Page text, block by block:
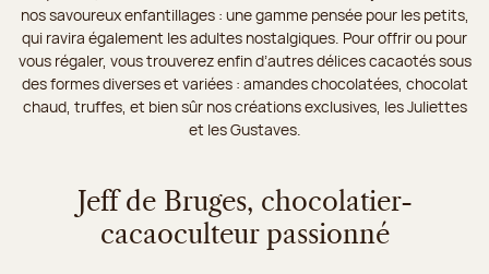
nos savoureux enfantillages : une gamme pensée pour les petits,
qui ravira également les adultes nostalgiques. Pour offrir ou pour
vous régaler, vous trouverez enfin d’autres délices cacaotés sous
des formes diverses et variées : amandes chocolatées, chocolat
chaud, truffes, et bien sûr nos créations exclusives, les Juliettes
et les Gustaves.
Jeff de Bruges, chocolatier-
cacaoculteur passionné